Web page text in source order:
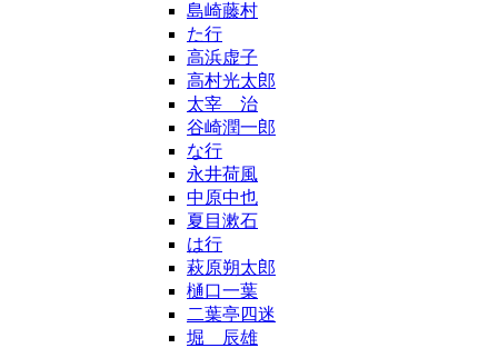
島崎藤村
た行
高浜虚子
高村光太郎
太宰 治
谷崎潤一郎
な行
永井荷風
中原中也
夏目漱石
は行
萩原朔太郎
樋口一葉
二葉亭四迷
堀 辰雄